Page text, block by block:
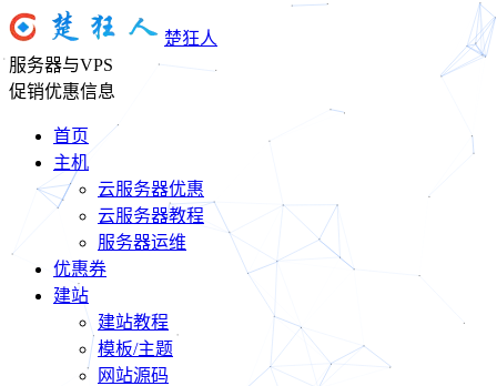
楚狂人
服务器与VPS
促销优惠信息
首页
主机
云服务器优惠
云服务器教程
服务器运维
优惠券
建站
建站教程
模板/主题
网站源码